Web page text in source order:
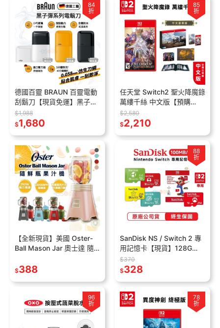
84
折
德國百靈 BRAUN 百靈電動
刮鬍刀【現貨免運】黑子彈
口袋電鬍刀 簡約白/酷炫黑/
經典黃 父親節禮物 電鬍刀
刮鬍刀
$1,988
$1,680
85
折
任天堂 Switch2 聖火降魔錄
萬縷千絲 中文版【預購
9/17】NS2遊戲片 一般版
限定版 豪華版 聖火 戰鬥
$2,580
$2,210
【全新現貨】美國 Oster-
Ball Mason Jar 奧士達 隨
隨行杯 交換禮物 梅森杯
$388
88
折
SanDisk NS / Switch 2 專
用記憶卡【現貨】128G
256G 512G Micro SD 記憶
卡
$370
$328
96
折
78
折